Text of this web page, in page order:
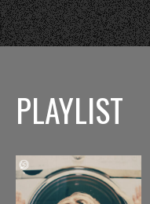
PLAYLIST